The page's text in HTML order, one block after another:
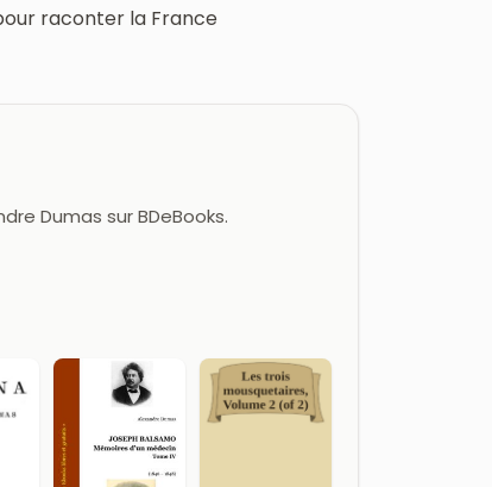
raconter la France
Dumas sur BDeBooks.